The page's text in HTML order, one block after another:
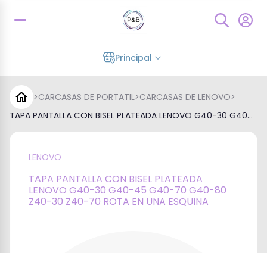
Principal
>CARCASAS DE PORTATIL>CARCASAS DE LENOVO>
TAPA PANTALLA CON BISEL PLATEADA LENOVO G40-30 G40...
LENOVO
TAPA PANTALLA CON BISEL PLATEADA
LENOVO G40-30 G40-45 G40-70 G40-80
Z40-30 Z40-70 ROTA EN UNA ESQUINA